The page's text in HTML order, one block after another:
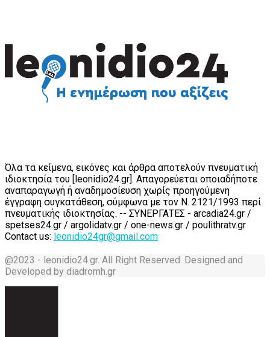
Όλα τα κείμενα, εικόνες και άρθρα αποτελούν πνευματική
ιδιοκτησία του [leonidio24.gr]. Απαγορεύεται οποιαδήποτε
αναπαραγωγή ή αναδημοσίευση χωρίς προηγούμενη
έγγραφη συγκατάθεση, σύμφωνα με τον Ν. 2121/1993 περί
πνευματικής ιδιοκτησίας. -- ΣΥΝΕΡΓΑΤΕΣ - arcadia24.gr /
spetses24.gr / argolidatv.gr / one-news.gr / poulithratv.gr
Contact us: leonidio24gr@gmail.com
@2023 - leonidio24.gr. All Right Reserved. Designed and
Developed by diadromh.gr